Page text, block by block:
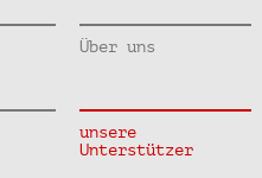
Über uns
unsere
Unterstützer